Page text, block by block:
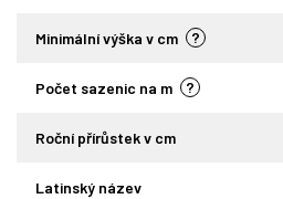
?
Minimální výška v cm
?
Počet sazenic na m
Roční přírůstek v cm
Latinský název